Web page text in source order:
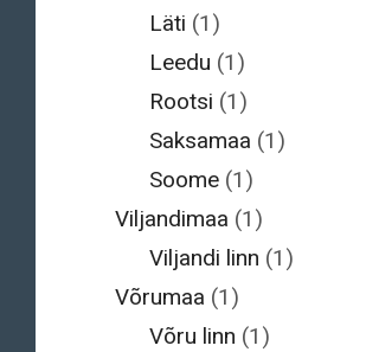
Läti (1)
Leedu (1)
Rootsi (1)
Saksamaa (1)
Soome(1)
Viljandimaa (1)
Viljandi linn (1)
Võrumaa (1)
Võru linn (1)